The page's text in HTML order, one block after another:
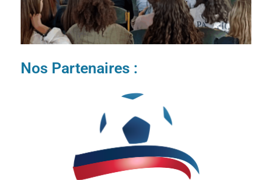
Nos Partenaires :